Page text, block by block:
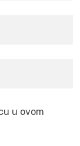
u ovom